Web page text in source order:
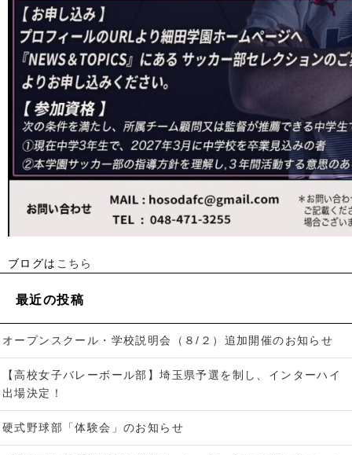
ブログは こちら
最近の投稿
オープンスクール・学校説明会（８/２）追加開催のお知らせ
【高校女子バレーボール部】埼玉県予選を制し、インターハイ
出場決定！
硬式野球部「体験会」のお知らせ